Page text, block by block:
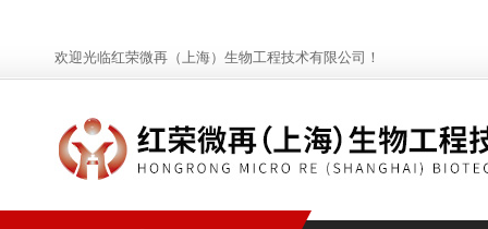
欢迎光临红荣微再（上海）生物工程技术有限公司！